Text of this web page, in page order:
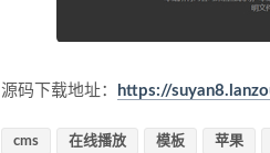
源码下载地址： https://
cms 在线播放 模板 苹果